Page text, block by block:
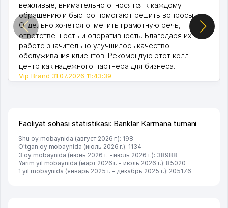
вежливые, внимательно относятся к каждому
обращению и быстро помогают решить вопросы.
Отдельно хочется отметить грамотную речь,
ответственность и оперативность. Благодаря их
работе значительно улучшилось качество
обслуживания клиентов. Рекомендую этот колл-
центр как надежного партнера для бизнеса.
Vip Brand 31.07.2026 11:43:39
Faoliyat sohasi statistikasi: Banklar Karmana tumani
Shu oy mobaynida (август 2026 г.): 198
O'tgan oy mobaynida (июль 2026 г.): 1134
3 oy mobaynida (июнь 2026 г. - июль 2026 г.): 38988
Yarim yil mobaynida (март 2026 г. - июль 2026 г.): 85020
1 yil mobaynida (январь 2025 г. - декабрь 2025 г.): 205176